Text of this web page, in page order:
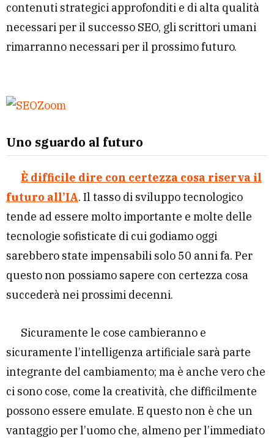
contenuti strategici approfonditi e di alta qualità
necessari per il successo SEO, gli scrittori umani
rimarranno necessari per il prossimo futuro.
Uno sguardo al futuro
È difficile dire con certezza cosa riserva il
futuro all’IA. Il tasso di sviluppo tecnologico
tende ad essere molto importante e molte delle
tecnologie sofisticate di cui godiamo oggi
sarebbero state impensabili solo 50 anni fa. Per
questo non possiamo sapere con certezza cosa
succederà nei prossimi decenni.
Sicuramente le cose cambieranno e
sicuramente l’intelligenza artificiale sarà parte
integrante del cambiamento; ma è anche vero che
ci sono cose, come la creatività, che difficilmente
possono essere emulate. E questo non è che un
vantaggio per l’uomo che, almeno per l’immediato